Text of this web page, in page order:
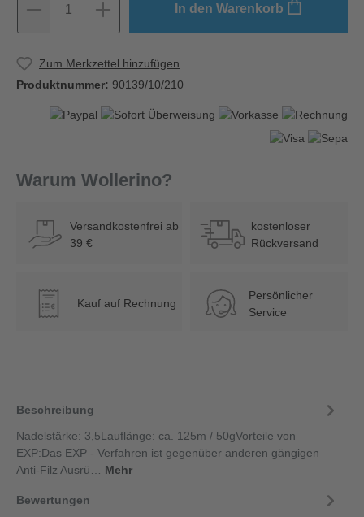
1 In den Warenkorb
Zum Merkzettel hinzufügen
Produktnummer: 90139/10/210
Warum Wollerino?
Versandkostenfrei ab
39 €
kostenloser
Rückversand
€ Kauf auf Rechnung
Persönlicher
Service
Beschreibung
Nadelstärke: 3,5Lauflänge: ca. 125m / 50gVorteile von
EXP:Das EXP - Verfahren ist gegenüber anderen gängigen
Anti-Filz Ausrü… Mehr
Bewertungen